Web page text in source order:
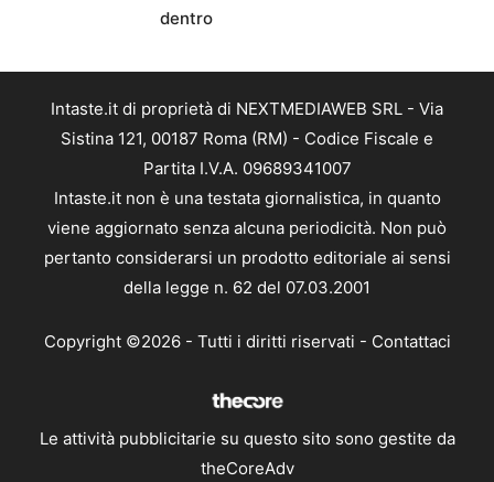
dentro
Intaste.it di proprietà di NEXTMEDIAWEB SRL - Via
Sistina 121, 00187 Roma (RM) - Codice Fiscale e
Partita I.V.A. 09689341007
Intaste.it non è una testata giornalistica, in quanto
viene aggiornato senza alcuna periodicità. Non può
pertanto considerarsi un prodotto editoriale ai sensi
della legge n. 62 del 07.03.2001
Copyright ©2026 - Tutti i diritti riservati - Contattaci
Le attività pubblicitarie su questo sito sono gestite da
theCoreAdv